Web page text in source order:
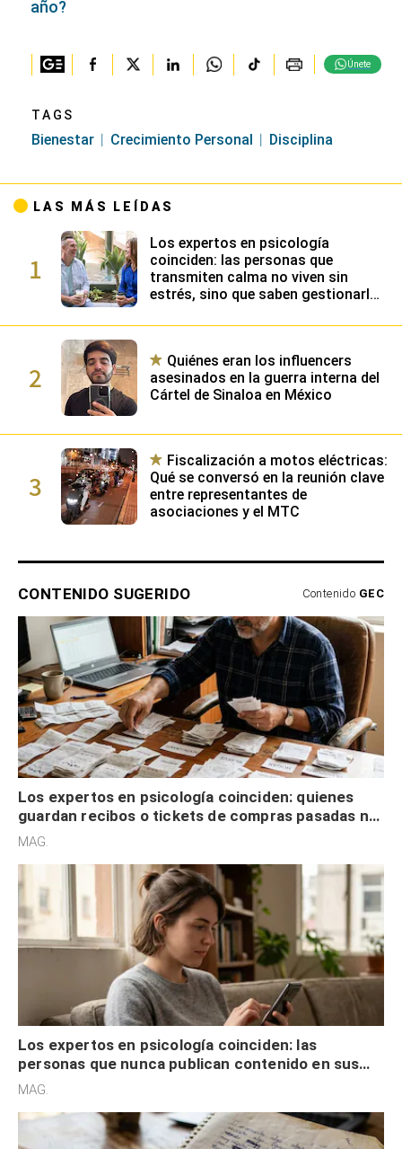
año?
Únete
TAGS
Bienestar Crecimiento Personal Disciplina
LAS MÁS LEÍDAS
1
Los expertos en psicología
coinciden: las personas que
transmiten calma no viven sin
estrés, sino que saben gestionarlo
emocional
2
Quiénes eran los influencers
asesinados en la guerra interna del
Cártel de Sinaloa en México
3
Fiscalización a motos eléctricas:
Qué se conversó en la reunión clave
entre representantes de
asociaciones y el MTC
CONTENIDO SUGERIDO Contenido GEC
Los expertos en psicología coinciden: quienes
guardan recibos o tickets de compras pasadas no
son acumuladores, sino que tienen necesidad de
MAG.
Los expertos en psicología coinciden: las
personas que nunca publican contenido en sus
redes sociales no pretenden buscar validación
MAG.